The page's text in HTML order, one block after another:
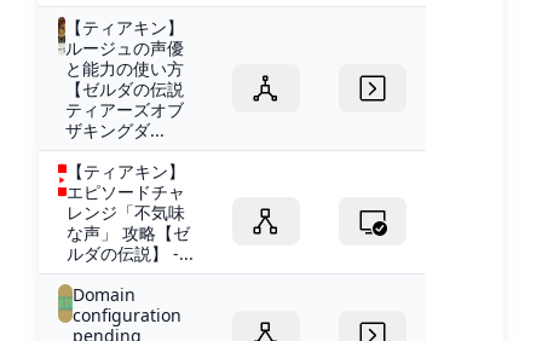
【ティアキン】
ルージュの声優
と能力の使い方
【ゼルダの伝説
ティアーズオブ
ザキングダ...
【ティアキン】
エピソードチャ
レンジ「不気味
な声」 攻略【ゼ
ルダの伝説】 -...
Domain
configuration
pending